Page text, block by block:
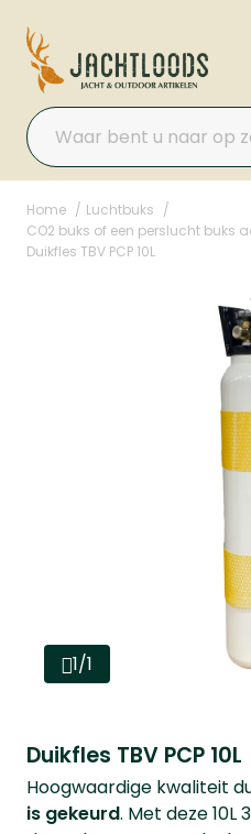
Home
Luchtbuks
CO2 buks of een perslucht buks
Duikfles TBV PCP 10L
1/1
Duikfles TBV PCP 10L
Hoogwaardige kwaliteit
is gekeurd. Met deze 10L